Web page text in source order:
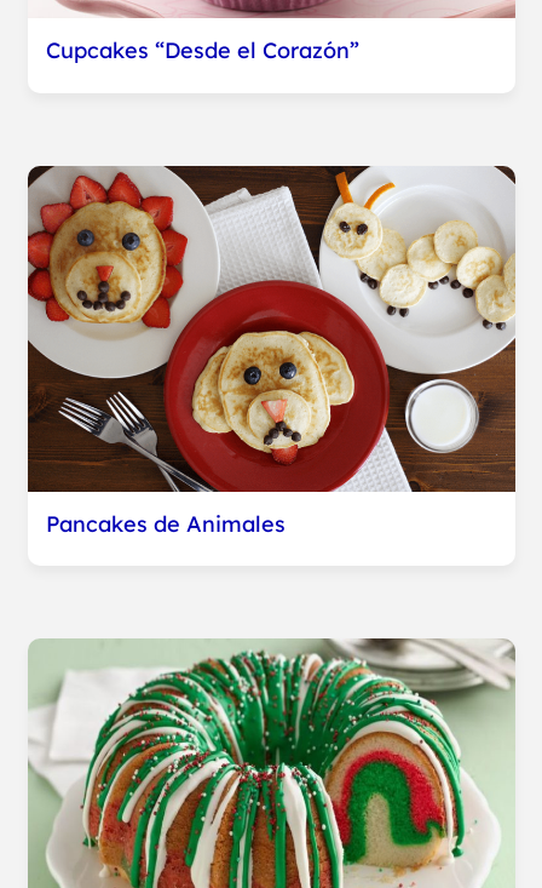
Cupcakes “Desde el Corazón”
Pancakes de Animales